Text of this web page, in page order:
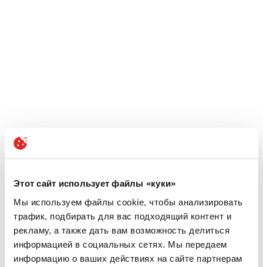
Этот сайт использует файлы «куки»
Мы используем файлы cookie, чтобы анализировать
трафик, подбирать для вас подходящий контент и
рекламу, а также дать вам возможность делиться
информацией в социальных сетях. Мы передаем
информацию о ваших действиях на сайте партнерам